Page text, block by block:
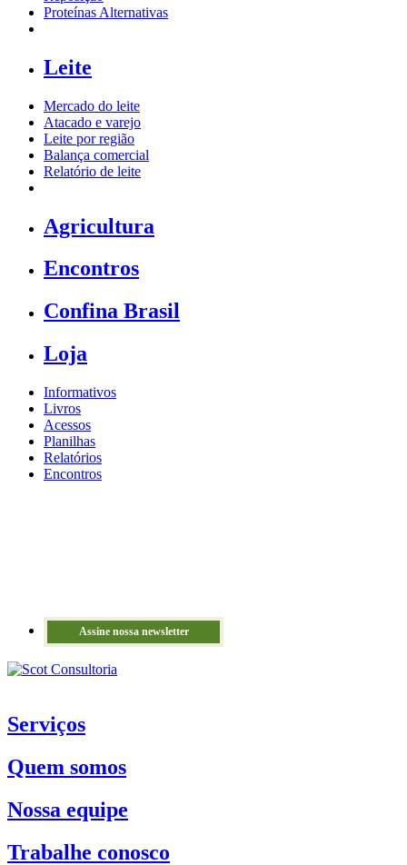
Proteínas Alternativas
Leite
Mercado do leite
Atacado e varejo
Leite por região
Balança comercial
Relatório de leite
Agricultura
Encontros
Confina Brasil
Loja
Informativos
Livros
Acessos
Planilhas
Relatórios
Encontros
Assine nossa newsletter
Serviços
Quem somos
Nossa equipe
Trabalhe conosco